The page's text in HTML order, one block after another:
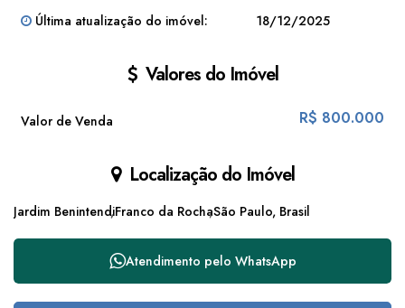
Última atualização do imóvel:
18/12/2025
Valores do Imóvel
R$ 800.000
Valor de Venda
Localização do Imóvel
Jardim BenintendiFranco da RochaSão Paulo, Brasil
Atendimento pelo WhatsApp